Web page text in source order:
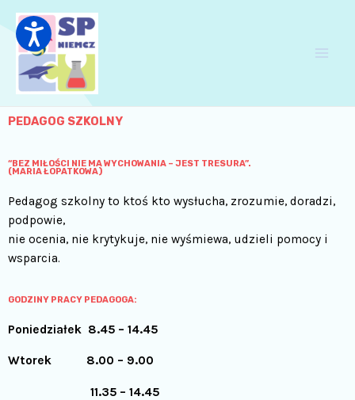
content
PEDAGOG SZKOLNY
“BEZ MIŁOŚCI NIE MA WYCHOWANIA – JEST TRESURA”.
(MARIA ŁOPATKOWA)
Pedagog szkolny to ktoś kto wysłucha, zrozumie, doradzi,
podpowie,
nie ocenia, nie krytykuje, nie wyśmiewa, udzieli pomocy i
wsparcia.
GODZINY PRACY PEDAGOGA:
Poniedziałek 8.45 – 14.45
Wtorek 8.00 – 9.00
11.35 – 14.45